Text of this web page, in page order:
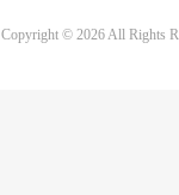
Copyright © 2026 All Rights